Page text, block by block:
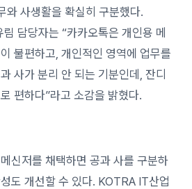
와 사생활을 확실히 구분했다.
담당자는 “카카오톡은 개인용 메
불편하고, 개인적인 영역에 업무를
사가 분리 안 되는 기분인데, 잔디
편하다”라고 소감을 밝혔다.
신저를 채택하면 공과 사를 구분하
도 개선할 수 있다. KOTRA IT산업